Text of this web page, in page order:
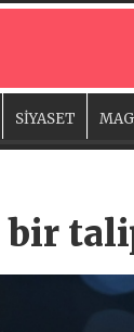
SİYASET